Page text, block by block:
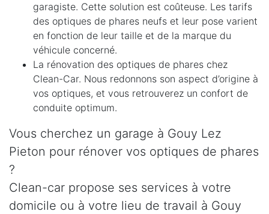
garagiste. Cette solution est coûteuse. Les tarifs
des optiques de phares neufs et leur pose varient
en fonction de leur taille et de la marque du
véhicule concerné.
La rénovation des optiques de phares chez
Clean-Car. Nous redonnons son aspect d’origine à
vos optiques, et vous retrouverez un confort de
conduite optimum.
Vous cherchez un garage à Gouy Lez
Pieton pour rénover vos optiques de phares
?
Clean-car propose ses services à votre
domicile ou à votre lieu de travail à Gouy